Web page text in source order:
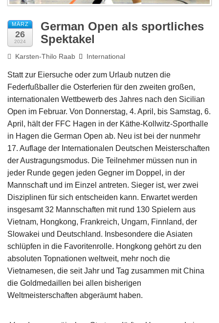
MÄRZ
26
2024
German Open als sportliches
Spektakel
Karsten-Thilo Raab International
Statt zur Eiersuche oder zum Urlaub nutzen die
Federfußballer die Osterferien für den zweiten großen,
internationalen Wettbewerb des Jahres nach den Sicilian
Open im Februar. Von Donnerstag, 4. April, bis Samstag, 6.
April, hält der FFC Hagen in der Käthe-Kollwitz-Sporthalle
in Hagen die German Open ab. Neu ist bei der nunmehr
17. Auflage der Internationalen Deutschen Meisterschaften
der Austragungsmodus. Die Teilnehmer müssen nun in
jeder Runde gegen jeden Gegner im Doppel, in der
Mannschaft und im Einzel antreten. Sieger ist, wer zwei
Disziplinen für sich entscheiden kann. Erwartet werden
insgesamt 32 Mannschaften mit rund 130 Spielern aus
Vietnam, Hongkong, Frankreich, Ungarn, Finnland, der
Slowakei und Deutschland. Insbesondere die Asiaten
schlüpfen in die Favoritenrolle. Hongkong gehört zu den
absoluten Topnationen weltweit, mehr noch die
Vietnamesen, die seit Jahr und Tag zusammen mit China
die Goldmedaillen bei allen bisherigen
Weltmeisterschaften abgeräumt haben.